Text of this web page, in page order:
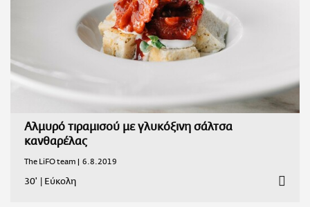
Αλμυρό τιραμισού με γλυκόξινη σάλτσα
κανθαρέλας
The LiFO team | 6.8.2019
30' Εύκολη